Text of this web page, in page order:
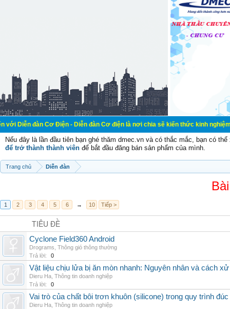
đàn Cơ Điện - Diễn đàn Cơ điện là nơi chia sẽ kiến thức kinh nghiệm
Nếu đây là lần đầu tiên bạn ghé thăm dmec.vn và có thắc mắc, bạn có
để trở thành thành viên để bắt đầu đăng bán sản phẩm của mình.
Trang chủ Diễn đàn
1 2 3 4 5 6 → 10 Tiếp >
TIÊU ĐỀ
Cyclone Field360 Android
Drograms Thông gió thông thường
Trả lời:
0
Vật liệu chịu lửa bị ăn mòn nhanh: Nguyên nhân và cách
Dieru Ha Thông tin doanh nghiệp
Trả lời:
0
Vai trò của chất bôi trơn khuôn (silicone) trong quy trình
Dieru Ha Thông tin doanh nghiệp